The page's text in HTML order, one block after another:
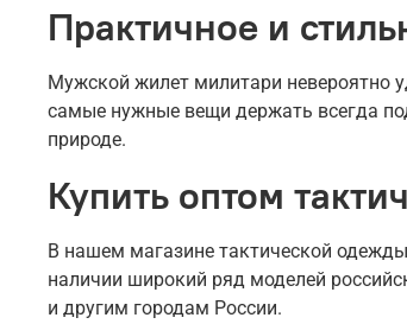
Практичное и
Мужской жилет милитари невероятно
самые нужные вещи держать всегда
природе.
Купить оптом
В нашем магазине тактической
наличии широкий ряд моделей
и другим городам России.